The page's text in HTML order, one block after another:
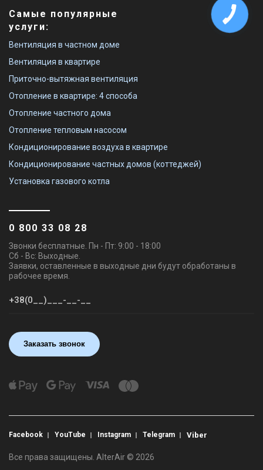
Самые популярные
услуги:
Вентиляция в частном доме
Вентиляция в квартире
Приточно-вытяжная вентиляция
Отопление в квартире: 4 способа
Отопление частного дома
Отопление тепловым насосом
Кондиционирование воздуха в квартире
Кондиционирование частных домов (коттеджей)
Установка газового котла
0 800 33 08 28
Звонки бесплатные. Пн - Пт: 9:00 - 18:00
Сб - Вс: Выходные.
Заявки, оставленные в выходные дни будут обработаны в
рабочее время.
Заказать звонок
Facebook YouTube Instagram Telegram Viber
Все права защищены. AlterAir © 2026